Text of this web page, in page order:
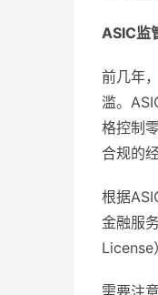
ASIC监
前几年
滥。
格控制
合规的
根据
金融服
License
需要注